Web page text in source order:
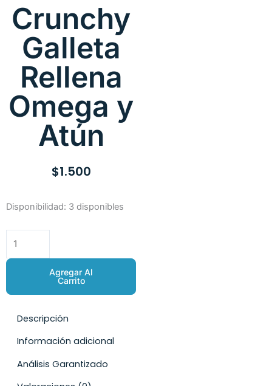
Crunchy
Galleta
Rellena
Omega y
Atún
$1.500
Disponibilidad: 3 disponibles
Crunchy
Omega
y
cantidad
Agregar Al
Carrito
Descripción
Información adicional
Análisis Garantizado